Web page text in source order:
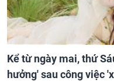
Kể từ ngày mai, thứ
hưởng' sau công việc